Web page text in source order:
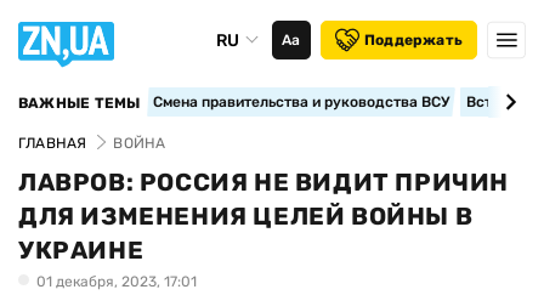
RU Аа Поддержать
ВАЖНЫЕ ТЕМЫ Смена правительства и руководства ВСУ
ГЛАВНАЯ ВОЙНА
ЛАВРОВ: РОССИЯ НЕ ВИДИТ ПРИЧИН
ДЛЯ ИЗМЕНЕНИЯ ЦЕЛЕЙ ВОЙНЫ В
УКРАИНЕ
01 декабря, 2023, 17:01